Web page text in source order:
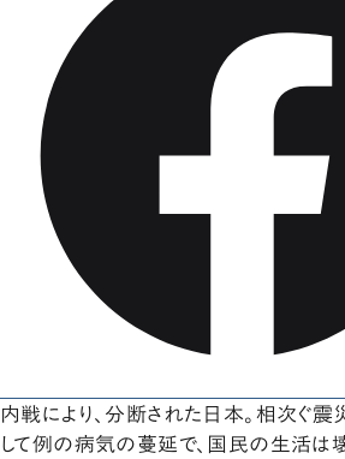
内戦により、分断された日本。相次ぐ震
して例の病気の蔓延で、国民の生活は